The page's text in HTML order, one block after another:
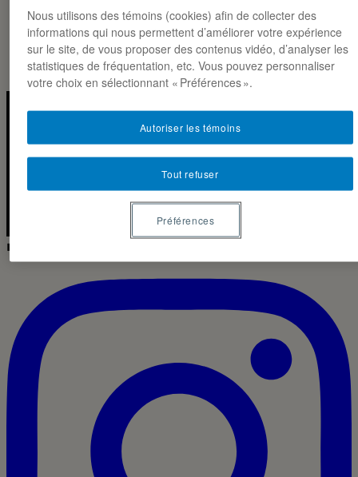
ANABELLE DIONNE ET ALEXIS DJOBOULIAN 18·11·2025
LA NOTE MARKETING · ESG-UQAM
2026 ◼CC BY-NC-SA 4.0
◼ IG · LIVE
Nous utilisons des témoins (cookies) afin de collecter des
informations qui nous permettent d’améliorer votre expérience
sur le site, de vous proposer des contenus vidéo, d’analyser les
statistiques de fréquentation, etc. Vous pouvez personnaliser
votre choix en sélectionnant « Préférences ».
Tout refuser
Autoriser les témoins
Préférences